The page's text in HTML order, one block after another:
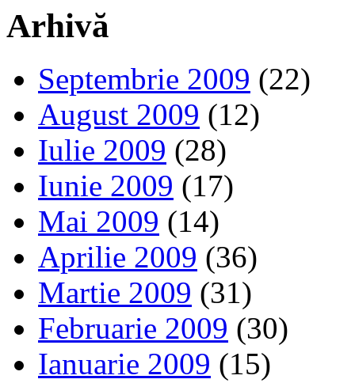
Arhivă
Septembrie 2009 (22)
August 2009 (12)
Iulie 2009 (28)
Iunie 2009 (17)
Mai 2009 (14)
Aprilie 2009 (36)
Martie 2009 (31)
Februarie 2009 (30)
Ianuarie 2009 (15)